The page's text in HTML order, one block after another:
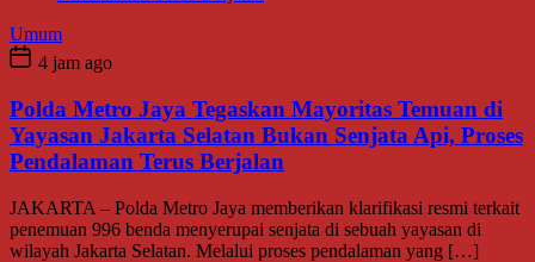
Umum
4 jam ago
Polda Metro Jaya Tegaskan Mayoritas Temuan di
Yayasan Jakarta Selatan Bukan Senjata Api, Proses
Pendalaman Terus Berjalan
JAKARTA – Polda Metro Jaya memberikan klarifikasi resmi terkait
penemuan 996 benda menyerupai senjata di sebuah yayasan di
wilayah Jakarta Selatan. Melalui proses pendalaman yang […]